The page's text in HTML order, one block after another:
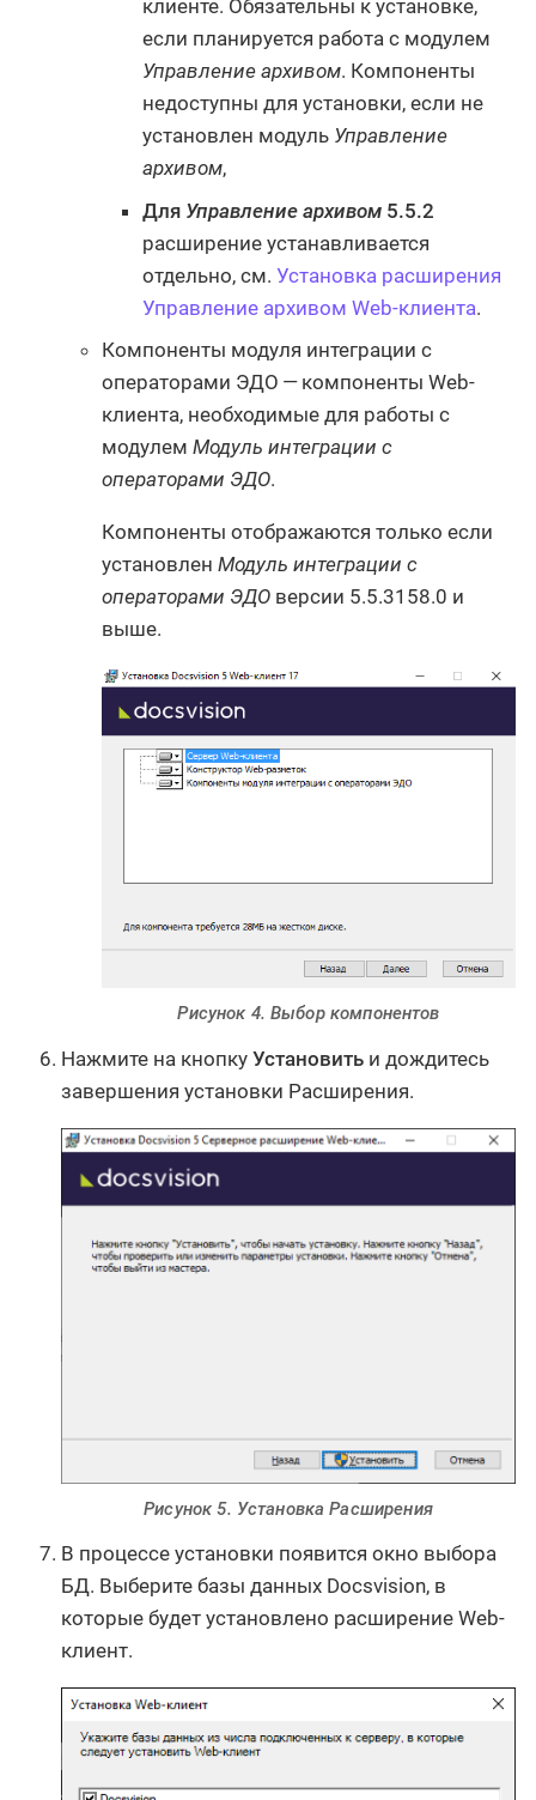
клиенте. Обязательны к установке,
если планируется работа с модулем
Управление архивом. Компоненты
недоступны для установки, если не
установлен модуль Управление
архивом,
Для Управление архивом 5.5.2
расширение устанавливается
отдельно, см. Установка расширения
Управление архивом Web-клиента.
Компоненты модуля интеграции с
операторами ЭДО — компоненты Web-
клиента, необходимые для работы с
модулем Модуль интеграции с
операторами ЭДО.
Компоненты отображаются только если
установлен Модуль интеграции с
операторами ЭДО версии 5.5.3158.0 и
выше.
Рисунок 4. Выбор компонентов
Нажмите на кнопку Установить и дождитесь
завершения установки Расширения.
Рисунок 5. Установка Расширения
В процессе установки появится окно выбора
БД. Выберите базы данных Docsvision, в
которые будет установлено расширение Web-
клиент.